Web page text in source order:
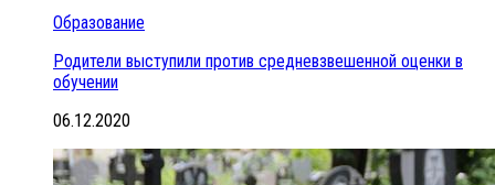
Образование
Родители выступили против средневзвешенной оценки в
обучении
06.12.2020